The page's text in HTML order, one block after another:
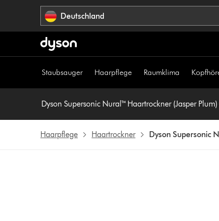
Deutschland
Staubsauger Haarpflege Raumklima
Dyson Supersonic Nural™ Haartrockner (Jasper
Haarpflege Haartrockner Dyson Supersonic